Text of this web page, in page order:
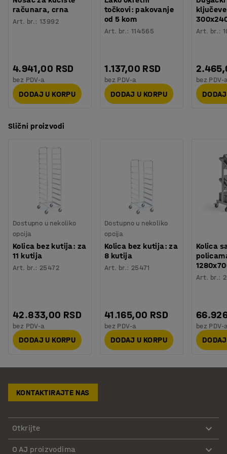
Težina: 25,4 kg
Montaža : Potrebno je sklapanje
računara, crna
Art. br.:13992
4.941,00 RSD
bez PDV-a
DODAJ U KORPU
točkovi: pakovanje
od 5 kom
Art. br.: 114565
1.137,00 RSD
bez PDV-a
DODAJ U KORPU
Art. br.:
bez PDV-
Slični proizvodi
Dostupno u nekoliko
opcija
Kolica bez kutija: za
11 kutija
Art. br.: 25472
42.833,00 RSD
bez PDV-a
DODAJ U KORPU
Dostupno u nekoliko
opcija
Kolica bez kutija: za
8 kutija
Art. br.: 25471
41.165,00 RSD
bez PDV-a
DODAJ U KORPU
Kolica
Art. br.:
bez PDV-
KONTAKTIRAJTE NAS
Otkrijte
O AJ proizvodima